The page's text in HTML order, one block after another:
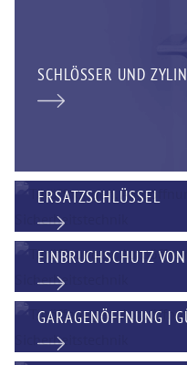
SCHLÖSSER UND
ERSATZSCHLÜSSEL
EINBRUCHSCHUTZ
GARAGENÖFFNUNG |